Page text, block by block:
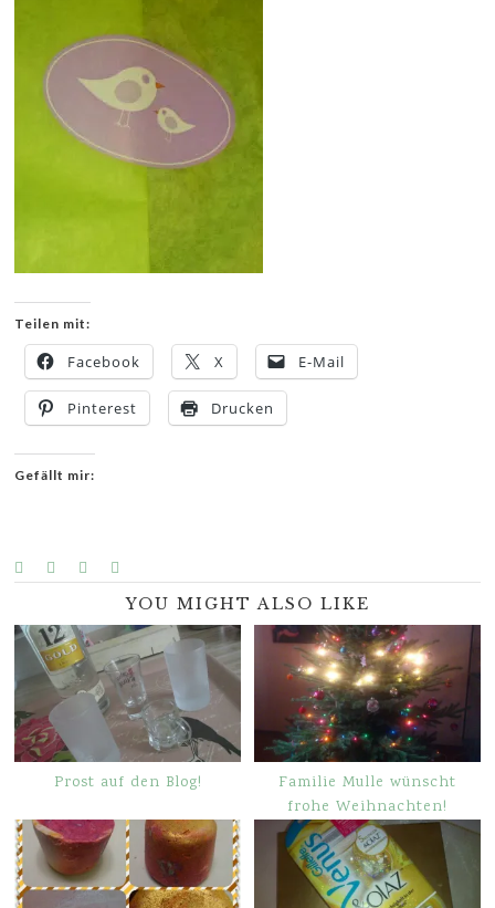
Teilen mit:
Facebook X E-Mail
Pinterest Drucken
Gefällt mir:
YOU MIGHT ALSO LIKE
Prost auf den Blog!
Familie Mulle wünscht
frohe Weihnachten!